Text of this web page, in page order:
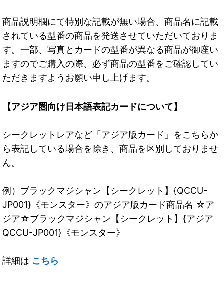
商品説明欄にて特別な記載が無い場合、商品名に記載
されている型番の商品を発送させていただいておりま
す。一部、写真とカードの型番が異なる商品が御座い
ますのでご購入の際、必ず商品の型番をご確認してい
ただきますようお願い申し上げます。
【アジア圏向け日本語表記カードについて】
シークレットレアなど「アジア版カード」をこちらか
ら表記している場合を除き、商品を区別しておりませ
ん。
例）ブラックマジシャン【シークレット】{QCCU-
JP001}《モンスター》のアジア版カード商品名 ☆ア
ジア☆ブラックマジシャン【シークレット】{アジア
QCCU-JP001}《モンスター》
詳細は こちら